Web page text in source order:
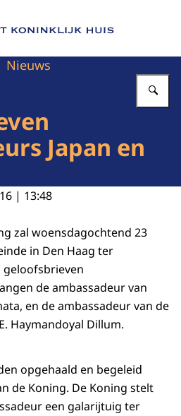
van Het Koninklijk Huis
Nieuws
Japan en
| 13:48
zal woensdagochtend 23
in Den Haag ter
de ambassadeur van
en de ambassadeur van de
Haymandoyal Dillum.
opgehaald en begeleid
de Koning. De Koning stelt
een galarijtuig ter